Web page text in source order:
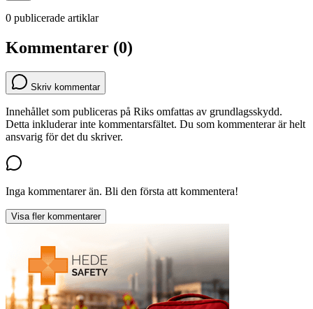
0 publicerade artiklar
Kommentarer (0)
Skriv kommentar
Innehållet som publiceras på Riks omfattas av grundlagsskydd.
Detta inkluderar inte kommentarsfältet. Du som kommenterar är helt
ansvarig för det du skriver.
Inga kommentarer än. Bli den första att kommentera!
Visa fler kommentarer